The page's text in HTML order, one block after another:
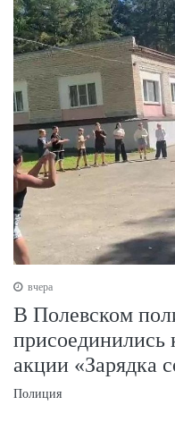
вчера
В Полевском
присоединились
акции «Зарядка
Полиция